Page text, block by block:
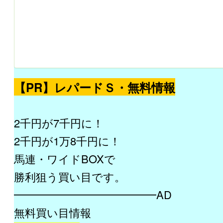
【PR】レパードＳ・無料情報
2千円が7千円に！
2千円が1万8千円に！
馬連・ワイドBOXで
勝利狙う買い目です。
━━━━━━━━━━━━━AD
無料買い目情報